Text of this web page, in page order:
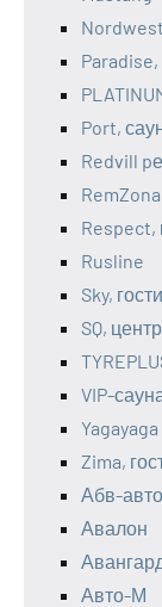
Port,
Redvill
RemZona
Respect,
Rusline
Sky,
SQ,
VIP-
Zima,
Абв-
Авалон
Авто-М